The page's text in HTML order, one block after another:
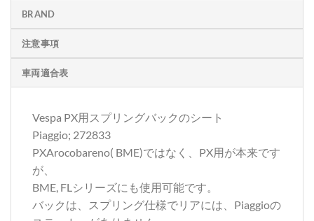
BRAND
注意事項
車両適合表
Vespa PX用スプリングバックのシート
Piaggio; 272833
PXArocobareno( BME)ではなく、PX用が本来です
が、
BME, FLシリーズにも使用可能です。
バックは、スプリング仕様でリアには、Piaggioの